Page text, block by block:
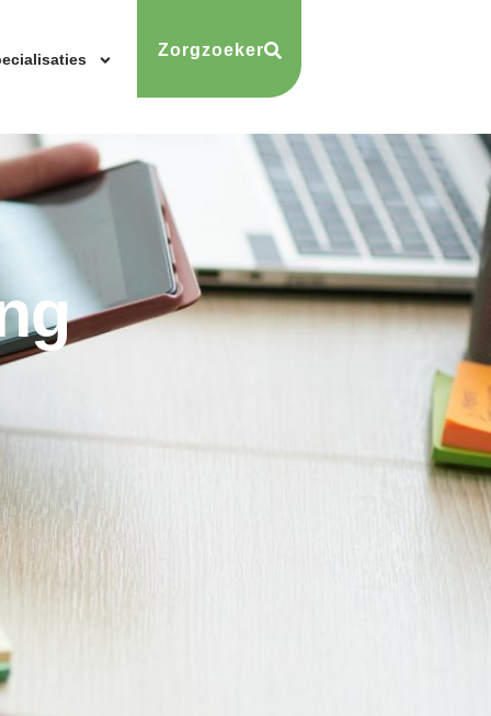
Zorgzoeker